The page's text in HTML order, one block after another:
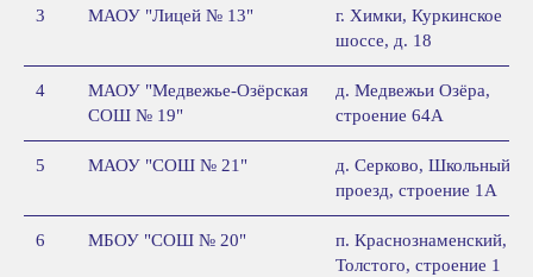
3 МАОУ "Лицей № 13"
г. Химки, Куркинское
шоссе, д. 18
4
МАОУ "Медвежье-Озёрская
СОШ № 19"
д. Медвежьи Озёра,
строение 64А
5 МАОУ "СОШ № 21"
д. Серково, Школьный
проезд, строение 1А
6 МБОУ "СОШ № 20"
п. Краснознаменский, ул.
Толстого, строение 1